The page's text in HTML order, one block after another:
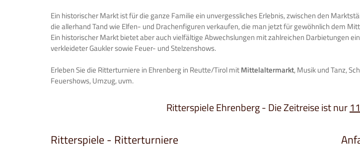
Ein historischer Markt ist für die ganze Familie ein unvergessliches Erlebnis, zwischen den
die allerhand Tand wie Elfen- und Drachenfiguren verkaufen, die man jetzt für gewöhnlich dem
Ein historischer Markt bietet aber auch vielfältige Abwechslungen mit zahlreichen Darbietungen
verkleideter Gaukler sowie Feuer- und Stelzenshows.
Erleben Sie die Ritterturniere in Ehrenberg in Reutte/Tirol mitMittelaltermarkt, Musik und Tanz,
Feuershows, Umzug, uvm.
Ritterspiele Ehrenberg - Die Zeitreise ist nur
Ritterspiele - Ritterturniere